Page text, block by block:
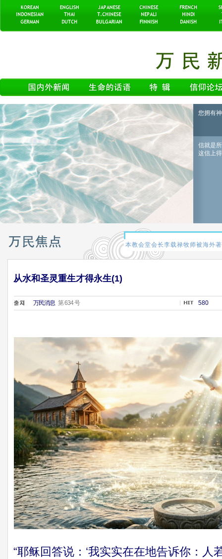
您拥有
信就是
这信上
从水和圣灵重生才得永生(1)
万民消息第 634 号 580
“耶稣回答说：‘我实实在在地告诉你：人